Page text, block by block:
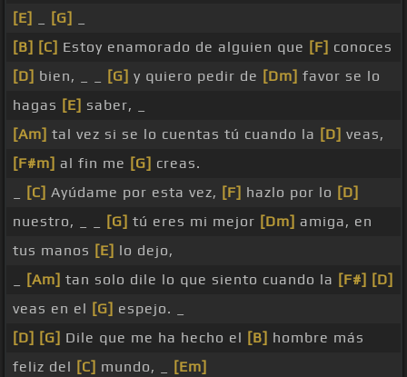
[E]
[G]
[B] [C] Estoy enamorado de alguien que [F] conoces
[D] bien, _ _ [G] y quiero pedir de [Dm] favor se lo
hagas [E] saber, _
[Am] tal vez si se lo cuentas tú cuando la [D] veas,
[F#m] al fin me [G] creas.
[C] Ayúdame por esta vez, [F] hazlo por lo [D]
nuestro, _ _
[G] tú eres mi mejor [Dm] amiga, en
tus manos [E] lo dejo,
[Am] tan solo dile lo que siento cuando la [F#] [D]
veas en el [G] espejo. _
[D] [G] Dile que me ha hecho el [B] hombre más
feliz del [C] mundo, _
[Em]